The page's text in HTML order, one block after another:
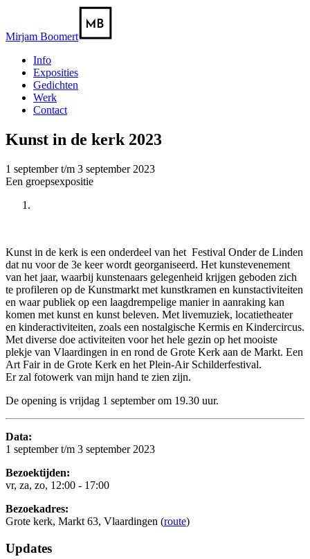
Mirjam Boomert
Info
Exposities
Gedichten
Werk
Contact
Kunst in de kerk 2023
1 september t/m 3 september 2023
Een groepsexpositie
Kunst in de kerk is een onderdeel van het Festival Onder de Linden
dat nu voor de 3e keer wordt georganiseerd. Het kunstevenement
van het jaar, waarbij kunstenaars gelegenheid krijgen geboden zich
te profileren op de Kunstmarkt met kunstkramen en kunstactiviteiten
en waar publiek op een laagdrempelige manier in aanraking kan
komen met kunst en kunst beleven. Met livemuziek, locatietheater
en kinderactiviteiten, zoals een nostalgische Kermis en Kindercircus.
Met diverse doe activiteiten voor het hele gezin op het mooiste
plekje van Vlaardingen in en rond de Grote Kerk aan de Markt. Een
Art Fair in de Grote Kerk en het Plein-Air Schilderfestival.
Er zal fotowerk van mijn hand te zien zijn.
De opening is vrijdag 1 september om 19.30 uur.
Data:
1 september t/m 3 september 2023
Bezoektijden:
vr, za, zo, 12:00 - 17:00
Bezoekadres:
Grote kerk, Markt 63, Vlaardingen (route)
Updates